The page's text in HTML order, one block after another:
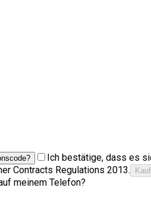
Ich bestätige, dass es
Contracts Regulations 2013.
meinem Telefon?